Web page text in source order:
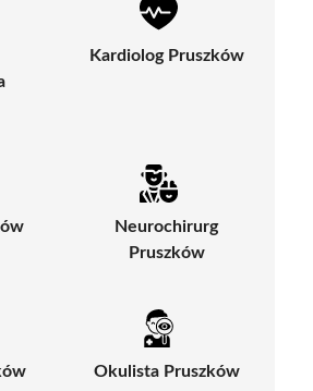
Kardiolog Pruszków
Neurochirurg
Pruszków
Okulista Pruszków